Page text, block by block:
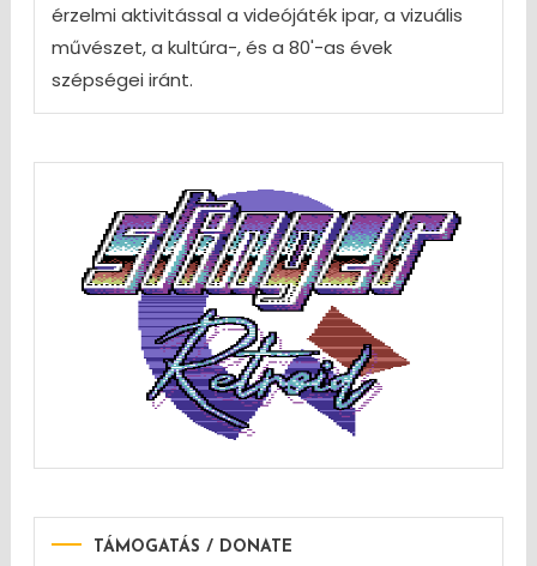
érzelmi aktivitással a videójáték ipar, a vizuális
művészet, a kultúra-, és a 80'-as évek
szépségei iránt.
TÁMOGATÁS / DONATE